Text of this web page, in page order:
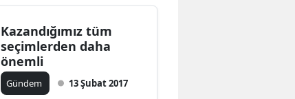
Kazandığımız tüm
seçimlerden daha
önemli
Gündem 13 Şubat 2017